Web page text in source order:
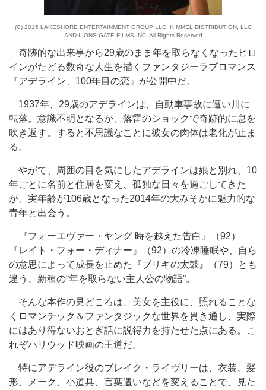
(C) 2015 LAKESHORE ENTERTAINMENT GROUP LLC, KIMMEL DISTRIBUTION, LLC
AND LIONS GATE FILMS INC. All Rights Reserved
奇跡的な出来事から29歳のまま年を取らなくなったヒロ
インがたどる数奇な人生を描くファンタジーラブロマンス
『アデライン、100年目の恋』が公開中だ。
1937年、29歳のアデラインは、自動車事故に遭い川に
転落。意識不明となるが、落雷のショックで奇跡的に息を
吹き返す。すると不思議なことに彼女の肉体は老化が止ま
る。
やがて、周囲の目を気にしたアデラインは娘と別れ、10
年ごとに名前と住居を変え、孤独な日々を過ごしてきた
が、実年齢が106歳となった2014年の大みそかに魅力的な
青年と出会う。
『フォーエヴァー・ヤング 時を越えた告白』（92）
『レイト・フォー・ディナー』（92）の冷凍睡眠や、自ら
の意思によって成長を止めた『ブリキの太鼓』（79）とも
違う、新種の“年を取らない主人公の物語”。
そんな本作の見どころは、美女を主役に、照れることな
くロマンチック＆ファンタジックな世界を貫き通し、実際
にはあり得ないおとぎ話に説得力を持たせた点にある。こ
れぞハリウッド映画の王道だ。
特にアデライン役のブレイク・ライヴリーは、衣装、髪
形、メーク、小道具、言葉遣いなどを変えることで、見た